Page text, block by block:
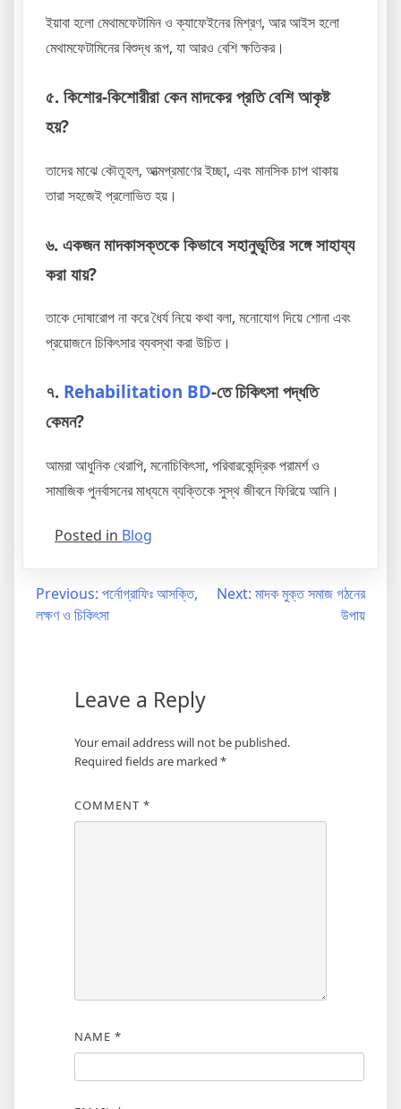
ইয়াবা হলো মেথামফেটামিন ও ক্যাফেইনের মিশ্রণ, আর আইস হলো
মেথামফেটামিনের বিশুদ্ধ রূপ, যা আরও বেশি ক্ষতিকর।
৫. কিশোর-কিশোরীরা কেন মাদকের প্রতি বেশি আকৃষ্ট
হয়?
তাদের মাঝে কৌতূহল, আত্মপ্রমাণের ইচ্ছা, এবং মানসিক চাপ থাকায়
তারা সহজেই প্রলোভিত হয়।
৬. একজন মাদকাসক্তকে কিভাবে সহানুভূতির সঙ্গে সাহায্য
করা যায়?
তাকে দোষারোপ না করে ধৈর্য নিয়ে কথা বলা, মনোযোগ দিয়ে শোনা এবং
প্রয়োজনে চিকিৎসার ব্যবস্থা করা উচিত।
৭. Rehabilitation BD-তে চিকিৎসা পদ্ধতি
কেমন?
আমরা আধুনিক থেরাপি, মনোচিকিৎসা, পরিবারকেন্দ্রিক পরামর্শ ও
সামাজিক পুনর্বাসনের মাধ্যমে ব্যক্তিকে সুস্থ জীবনে ফিরিয়ে আনি।
Posted in Blog
Previous: পর্নোগ্রাফিঃ আসক্তি,
লক্ষণ ও চিকিৎসা
Next: মাদক মুক্ত সমাজ গঠনের
উপায়
Leave a Reply
Your email address will not be published.
Required fields are marked *
COMMENT *
NAME *